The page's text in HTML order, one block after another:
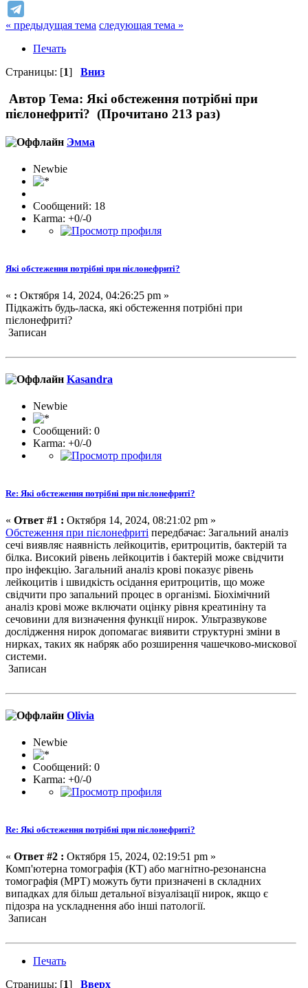
« предыдущая тема следующая тема »
Печать
Страницы: [1] Вниз
Автор Тема: Які обстеження потрібні при
пієлонефриті? (Прочитано 213 раз)
Эмма
Newbie
Сообщений: 18
Karma: +0/-0
Які обстеження потрібні при пієлонефриті?
« : Октября 14, 2024, 04:26:25 pm »
Підкажіть будь-ласка, які обстеження потрібні при
пієлонефриті?
Записан
Kasandra
Newbie
Сообщений: 0
Karma: +0/-0
Re: Які обстеження потрібні при пієлонефриті?
« Ответ #1 : Октября 14, 2024, 08:21:02 pm »
Обстеження при пієлонефриті передбачає: Загальний аналіз
сечі виявляє наявність лейкоцитів, еритроцитів, бактерій та
білка. Високий рівень лейкоцитів і бактерій може свідчити
про інфекцію. Загальний аналіз крові показує рівень
лейкоцитів і швидкість осідання еритроцитів, що може
свідчити про запальний процес в організмі. Біохімічний
аналіз крові може включати оцінку рівня креатиніну та
сечовини для визначення функції нирок. Ультразвукове
дослідження нирок допомагає виявити структурні зміни в
нирках, таких як набряк або розширення чашечково-мискової
системи.
Записан
Olivia
Newbie
Сообщений: 0
Karma: +0/-0
Re: Які обстеження потрібні при пієлонефриті?
« Ответ #2 : Октября 15, 2024, 02:19:51 pm »
Комп'ютерна томографія (КТ) або магнітно-резонансна
томографія (МРТ) можуть бути призначені в складних
випадках для більш детальної візуалізації нирок, якщо є
підозра на ускладнення або інші патології.
Записан
Печать
Страницы: [1] Вверх